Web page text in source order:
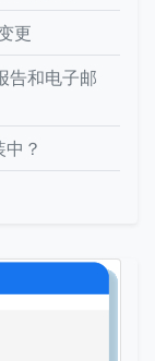
更
告和电子邮
？